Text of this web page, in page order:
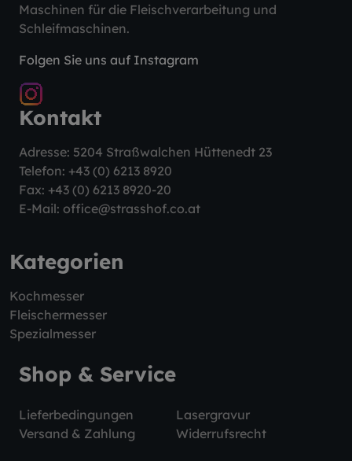
Maschinen für die Fleischverarbeitung und
Schleifmaschinen.
Folgen Sie uns auf Instagram
Kontakt
Adresse: 5204 Straßwalchen Hüttenedt 23
Telefon: +43 (0) 6213 8920
Fax: +43 (0) 6213 8920-20
E-Mail: office@strasshof.co.at
Kategorien
Kochmesser
Fleischermesser
Spezialmesser
Shop & Service
Lieferbedingungen
Lasergravur
Versand & Zahlung
Widerrufsrecht